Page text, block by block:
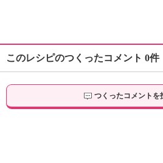
このレシピのつくったコメント 0件
つくったコメントを